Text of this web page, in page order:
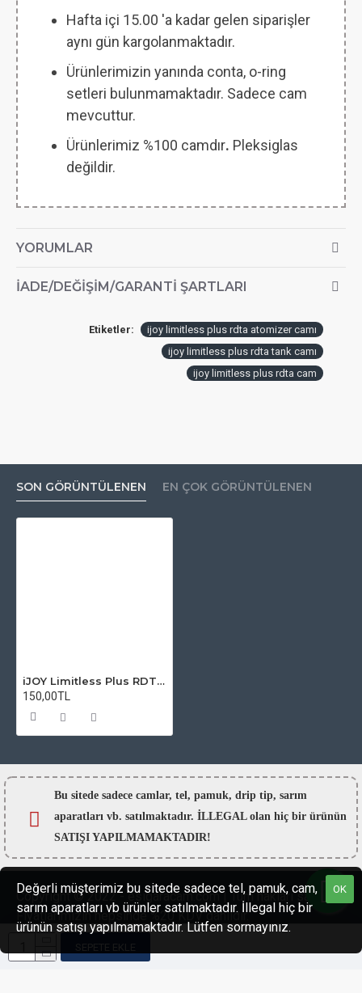
Hafta içi 15.00 'a kadar gelen siparişler
aynı gün kargolanmaktadır.
Ürünlerimizin yanında conta, o-ring
setleri bulunmamaktadır. Sadece cam
mevcuttur.
Ürünlerimiz %100 camdır. Pleksiglas
değildir.
YORUMLAR
İADE/DEĞIŞIM/GARANTI ŞARTLARI
Etiketler:
ijoy limitless plus rdta atomizer camı
ijoy limitless plus rdta tank camı
ijoy limitless plus rdta cam
SON GÖRÜNTÜLENEN EN ÇOK GÖRÜNTÜLENEN
iJOY Limitless Plus RDTA Atomizer Camı
150,00TL
Bu sitede sadece camlar, tel, pamuk, drip tip, sarım
aparatları vb. satılmaktadır. İLLEGAL olan hiç bir ürünün
SATIŞI YAPILMAMAKTADIR!
Copyright © 2022 - esigaracam.com | Tüm hakları saklıdır.
Fiyatlarımızın hepsinde %20 KDV dahildir.
OK
Değerli müşterimiz bu sitede sadece tel, pamuk, cam,
sarım aparatları vb ürünler satılmaktadır. İllegal hiç bir
ürünün satışı yapılmamaktadır. Lütfen sormayınız.